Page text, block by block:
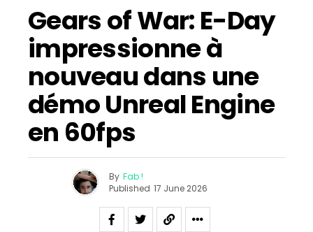
Gears of War: E-Day
impressionne à
nouveau dans une
démo Unreal Engine
en 60fps
By Fab !
Published 17 June 2026